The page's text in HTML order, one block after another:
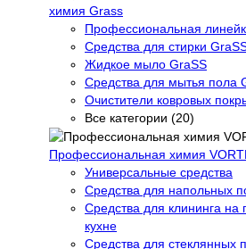
химия Grass
Профессиональная
Средства для стирки
Жидкое мыло GraSS
Средства для мытья пола
Очистители ковровых
Все категории (20)
Профессиональная химия
Универсальные средства
Средства для напольных
Средства для клининга
кухне
Средства для стеклянных